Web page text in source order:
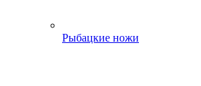
Рыбацкие ножи